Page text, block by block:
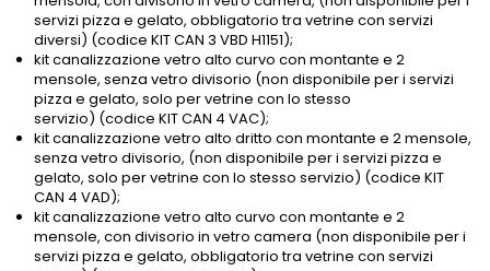
servizi pizza e gelato, obbligatorio tra vetrine con servizi
diversi) (codice KIT CAN 3 VBD H1151);
kit canalizzazione vetro alto curvo con montante e 2
mensole, senza vetro divisorio (non disponibile per i servizi
pizza e gelato, solo per vetrine con lo stesso
servizio) (codice KIT CAN 4 VAC);
kit canalizzazione vetro alto dritto con montante e 2 mensole,
senza vetro divisorio, (non disponibile per i servizi pizza e
gelato, solo per vetrine con lo stesso servizio) (codice KIT
CAN 4 VAD);
kit canalizzazione vetro alto curvo con montante e 2
mensole, con divisorio in vetro camera (non disponibile per i
servizi pizza e gelato, obbligatorio tra vetrine con servizi